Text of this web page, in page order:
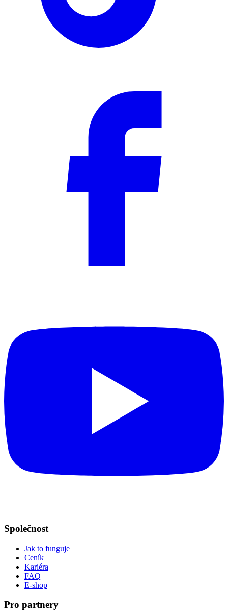
Společnost
Jak to funguje
Ceník
Kariéra
FAQ
E-shop
Pro partnery